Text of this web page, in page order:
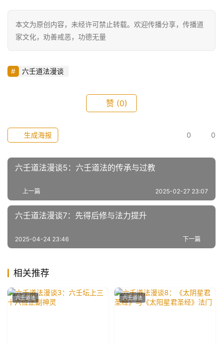
本文为原创内容，未经许可禁止转载。欢迎传播分享，传播道
家文化，劝善戒恶，功德无量
六壬道法漫谈
赞 (0)
0 0
生成海报
六壬道法漫谈5：六壬道法的传承与过教
上一篇 2025-02-27 23:07
六壬道法漫谈7：先得后修与法力提升
下一篇
2025-04-24 23:46
相关推荐
六壬道法 六壬道法